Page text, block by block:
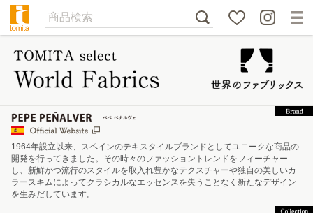
1964年設立以来、スペインのテキスタイルブランドとしてユニークな商品の
開発を行ってきました。その時々のファッショントレンドをフィーチャー
し、新鮮かつ流行のスタイルを取入れ豊かなテクスチャーや独自の美しいカ
ラースキムによってクラシカルなエッセンスを失うことなく新たなデザイン
を生みだしています。